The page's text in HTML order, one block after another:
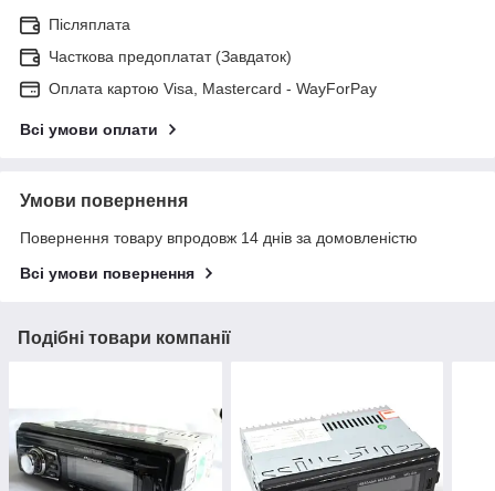
Післяплата
Часткова предоплатат (Завдаток)
Оплата картою Visa, Mastercard - WayForPay
Всі умови оплати
Умови повернення
Повернення товару впродовж 14 днів за домовленістю
Всі умови повернення
Подібні товари компанії